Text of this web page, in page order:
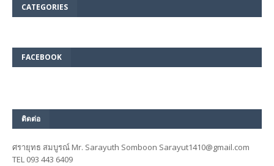
CATEGORIES
FACEBOOK
ติดต่อ
ศรายุทธ สมบูรณ์ Mr. Sarayuth Somboon Sarayut1410@gmail.com
TEL 093 443 6409